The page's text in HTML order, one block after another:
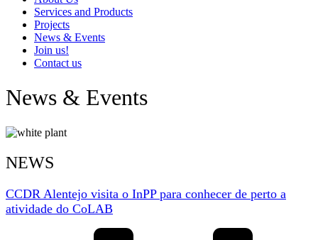
Services and Products
Projects
News & Events
Join us!
Contact us
News & Events
NEWS
CCDR Alentejo visita o InPP para conhecer de perto a
atividade do CoLAB